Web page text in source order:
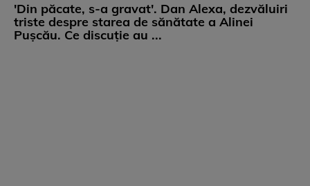
'Din păcate, s-a gravat'. Dan Alexa, dezvăluiri
triste despre starea de sănătate a Alinei
Pușcău. Ce discuție au ...